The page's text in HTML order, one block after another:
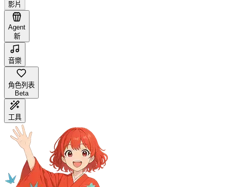
影片
Agent
新
音樂
角色列表
Beta
工具